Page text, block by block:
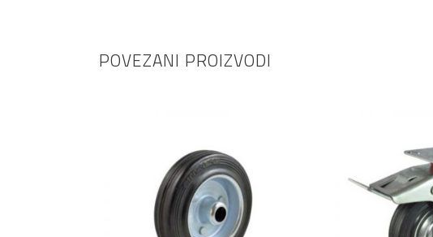
POVEZANI PROIZVODI